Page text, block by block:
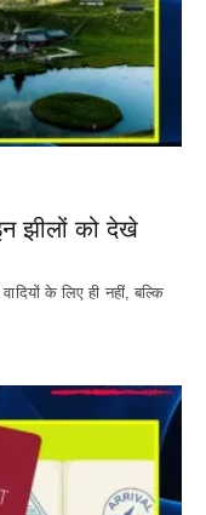
झीलों को देखे
के लिए ही नहीं, बल्कि